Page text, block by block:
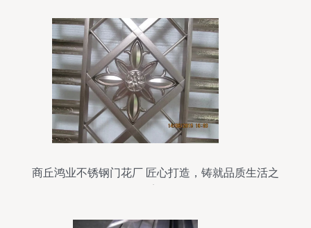
商丘鸿业不锈钢门花厂 匠心打造，铸就品质生活之